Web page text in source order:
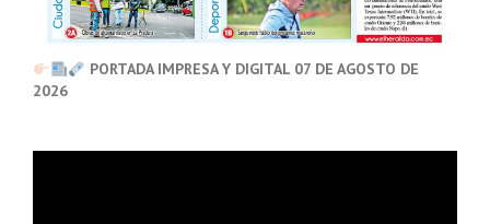
PORTADA IMPRESA Y DIGITAL 07 DE AGOSTO DE
2026